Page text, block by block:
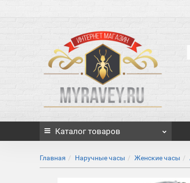
Каталог товаров
Главная Наручные часы Женские часы